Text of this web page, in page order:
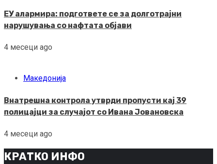
ЕУ алармира: подгответе се за долготрајни
нарушувања со нафтата објави
4 месеци ago
Македонија
Внатрешна контрола утврди пропусти кај 39
полицајци за случајот со Ивана Јовановска
4 месеци ago
КРАТКО ИНФО